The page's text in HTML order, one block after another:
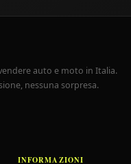
auto e moto in Italia.
nessuna sorpresa.
INFORMAZIONI